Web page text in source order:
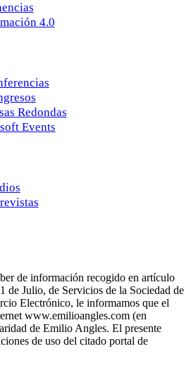
4.0
Redondas
Events
de información recogido en artículo
de Julio, de Servicios de la Sociedad de
Electrónico, le informamos que el
www.emilioangles.com (en
de Emilio Angles. El presente
de uso del citado portal de